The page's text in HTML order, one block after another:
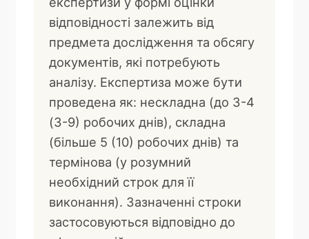
відповідності залежить від
предмета дослідження та обсягу
документів, які потребують
аналізу. Експертиза може бути
проведена як: нескладна (до 3-4
(3-9) робочих днів), складна
(більше 5 (10) робочих днів) та
термінова (у розумний
необхідний строк для її
виконання). Зазначенні строки
застосовуються відповідно до